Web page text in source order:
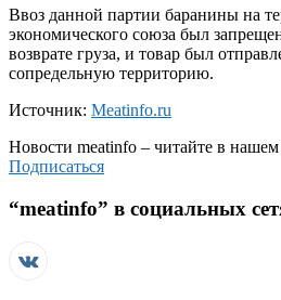
Ввоз данной партии баранины на
экономического союза был
возврате груза, и товар был
сопредельную территорию.
Источник: Meatinfo.ru
Новости meatinfo – читайте в нашем
Подписаться
“meatinfo” в социальных